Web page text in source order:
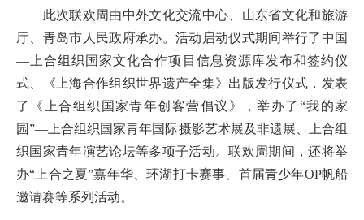
此次联欢周由中外文化交流中心、山东省文化和旅游
厅、青岛市人民政府承办。活动启动仪式期间举行了中国
—上合组织国家文化合作项目信息资源库发布和签约仪
式、《上海合作组织世界遗产全集》出版发行仪式，发表
了《上合组织国家青年创客营倡议》，举办了“我的家
园”—上合组织国家青年国际摄影艺术展及非遗展、上合组
织国家青年演艺论坛等多项子活动。联欢周期间，还将举
办“上合之夏”嘉年华、环湖打卡赛事、首届青少年OP帆船
邀请赛等系列活动。